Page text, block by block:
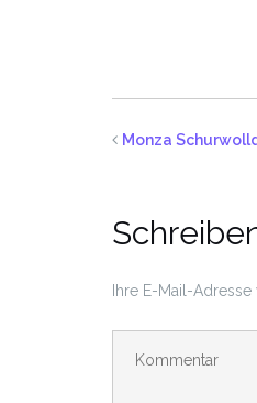
Monza
Ihre E-Mail-